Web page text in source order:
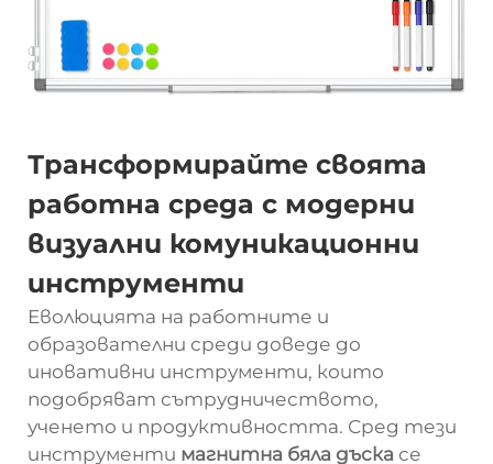
Трансформирайте своята
работна среда с модерни
визуални комуникационни
инструменти
Еволюцията на работните и
образователни среди доведе до
иновативни инструменти, които
подобряват сътрудничеството,
ученето и продуктивността. Сред тези
инструменти магнитна бяла дъска се